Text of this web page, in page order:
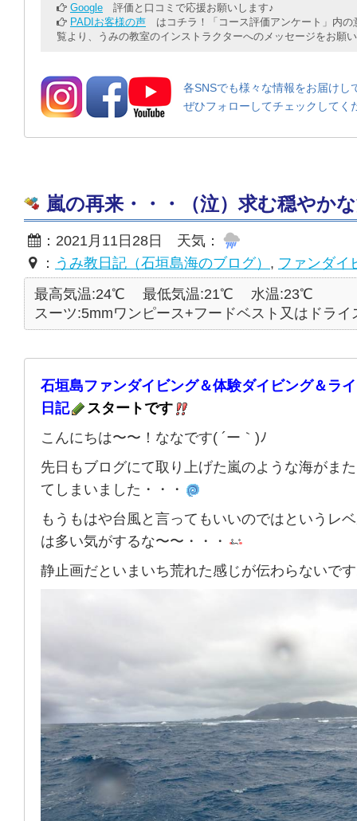
Google 評価と口コミで応援お願いします♪
PADIお客様の声 はコチラ！「コース評価アンケート」内の
覧より、うみの教室のインストラクターへのメッセージをお願
各SNSでも様々な情報をお届けし
ぜひフォローしてチェックしてく
嵐の再来・・・（泣）求む穏やか
：2021月11日28日 天気：
： うみ教日記（石垣島海のブログ） , ファンダイ
最高気温:24℃
最低気温:21℃
水温:23℃
スーツ:5mmワンピース+フードベスト又はドライ
石垣島ファンダイビング＆体験ダイビング＆ラ
日記
スタートです
こんにちは〜〜！ななです( ´ー｀)ﾉ
先日もブログにて取り上げた嵐のような海がま
てしまいました・・・
もうもはや台風と言ってもいいのではというレ
は多い気がするな〜〜・・・
静止画だといまいち荒れた感じが伝わらないで